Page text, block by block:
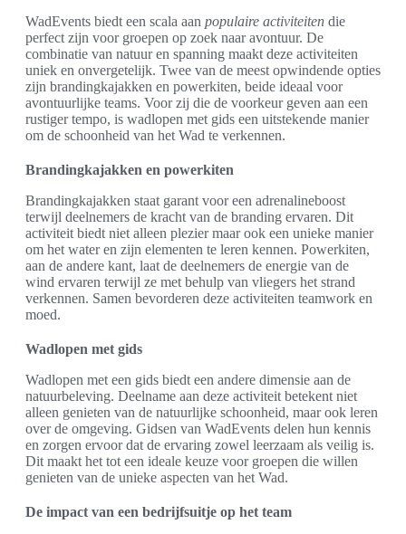
WadEvents biedt een scala aan populaire activiteiten die
perfect zijn voor groepen op zoek naar avontuur. De
combinatie van natuur en spanning maakt deze activiteiten
uniek en onvergetelijk. Twee van de meest opwindende opties
zijn brandingkajakken en powerkiten, beide ideaal voor
avontuurlijke teams. Voor zij die de voorkeur geven aan een
rustiger tempo, is wadlopen met gids een uitstekende manier
om de schoonheid van het Wad te verkennen.
Brandingkajakken en powerkiten
Brandingkajakken staat garant voor een adrenalineboost
terwijl deelnemers de kracht van de branding ervaren. Dit
activiteit biedt niet alleen plezier maar ook een unieke manier
om het water en zijn elementen te leren kennen. Powerkiten,
aan de andere kant, laat de deelnemers de energie van de
wind ervaren terwijl ze met behulp van vliegers het strand
verkennen. Samen bevorderen deze activiteiten teamwork en
moed.
Wadlopen met gids
Wadlopen met een gids biedt een andere dimensie aan de
natuurbeleving. Deelname aan deze activiteit betekent niet
alleen genieten van de natuurlijke schoonheid, maar ook leren
over de omgeving. Gidsen van WadEvents delen hun kennis
en zorgen ervoor dat de ervaring zowel leerzaam als veilig is.
Dit maakt het tot een ideale keuze voor groepen die willen
genieten van de unieke aspecten van het Wad.
De impact van een bedrijfsuitje op het team